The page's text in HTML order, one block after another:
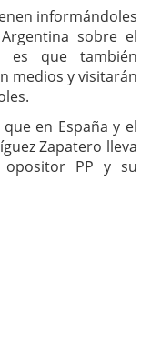
informándoles
sobre el
es que también
medios y visitarán
en España y el
Zapatero lleva
PP y su